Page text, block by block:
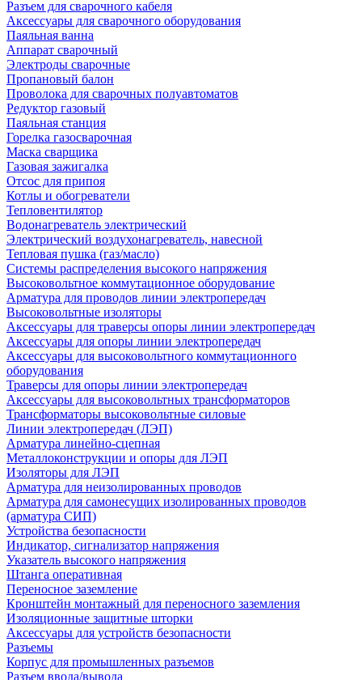
Разъем для сварочного кабеля
Аксессуары для сварочного оборудования
Паяльная ванна
Аппарат сварочный
Электроды сварочные
Пропановый балон
Проволока для сварочных полуавтоматов
Редуктор газовый
Паяльная станция
Горелка газосварочная
Маска сварщика
Газовая зажигалка
Отсос для припоя
Котлы и обогреватели
Тепловентилятор
Водонагреватель электрический
Электрический воздухонагреватель, навесной
Тепловая пушка (газ/масло)
Системы распределения высокого напряжения
Высоковольтное коммутационное оборудование
Арматура для проводов линии электропередач
Высоковольтные изоляторы
Аксессуары для траверсы опоры линии электропередач
Аксессуары для опоры линии электропередач
Аксессуары для высоковольтного коммутационного
оборудования
Траверсы для опоры линии электропередач
Аксессуары для высоковольтных трансформаторов
Трансформаторы высоковольтные силовые
Линии электропередач (ЛЭП)
Арматура линейно-сцепная
Металлоконструкции и опоры для ЛЭП
Изоляторы для ЛЭП
Арматура для неизолированных проводов
Арматура для самонесущих изолированных проводов
(арматура СИП)
Устройства безопасности
Индикатор, сигнализатор напряжения
Указатель высокого напряжения
Штанга оперативная
Переносное заземление
Кронштейн монтажный для переносного заземления
Изоляционные защитные шторки
Аксессуары для устройств безопасности
Разъемы
Корпус для промышленных разъемов
Разъем ввода/вывода